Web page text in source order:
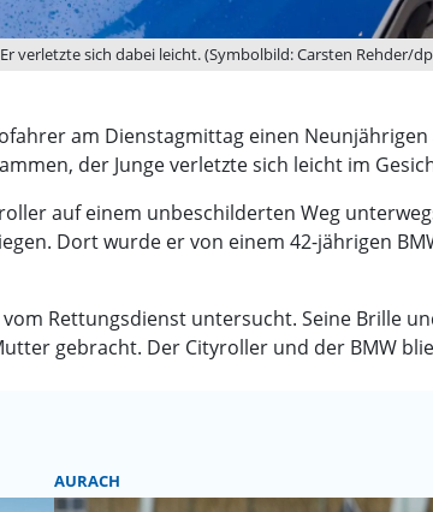
verletzte sich dabei leicht. (Symbolbild: Carsten Rehder/
am Dienstagmittag einen
der Junge verletzte sich leicht im
auf einem unbeschilderten Weg
Dort wurde er von einem 42-jährigen
Rettungsdienst untersucht. Seine Brille
gebracht. Der Cityroller und der BMW
AURACH